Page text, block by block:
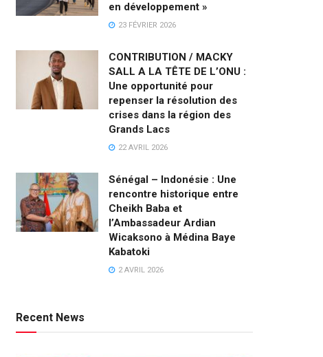
en développement »
23 FÉVRIER 2026
CONTRIBUTION / MACKY
SALL A LA TÊTE DE L’ONU :
Une opportunité pour
repenser la résolution des
crises dans la région des
Grands Lacs
22 AVRIL 2026
Sénégal – Indonésie : Une
rencontre historique entre
Cheikh Baba et
l’Ambassadeur Ardian
Wicaksono à Médina Baye
Kabatoki
2 AVRIL 2026
Recent News